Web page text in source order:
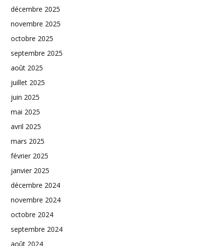
décembre 2025
novembre 2025
octobre 2025
septembre 2025
août 2025
juillet 2025
juin 2025
mai 2025
avril 2025
mars 2025
février 2025
janvier 2025
décembre 2024
novembre 2024
octobre 2024
septembre 2024
août 2024